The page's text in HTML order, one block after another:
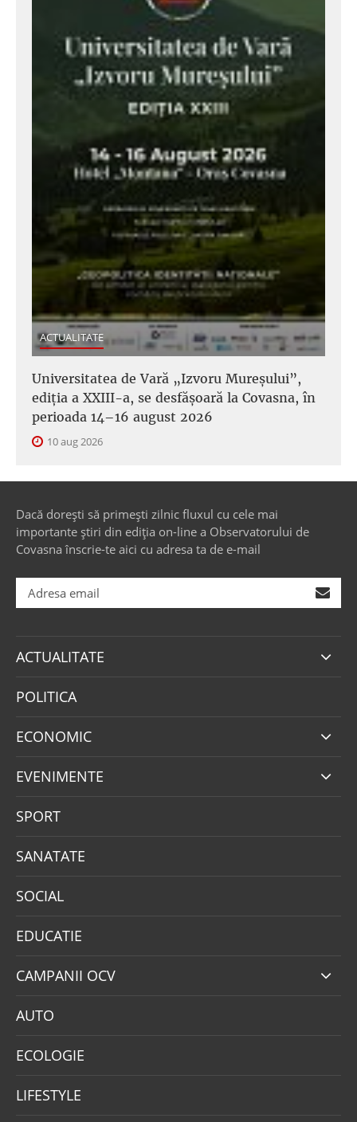
ACTUALITATE
Universitatea de Vară „Izvoru Mureșului”,
ediția a XXIII-a, se desfășoară la Covasna, în
perioada 14–16 august 2026
10 aug 2026
Dacă dorești să primești zilnic fluxul cu cele mai
importante știri din ediția on-line a Observatorului de
Covasna înscrie-te aici cu adresa ta de e-mail
ACTUALITATE
POLITICA
ECONOMIC
EVENIMENTE
SPORT
SANATATE
SOCIAL
EDUCATIE
CAMPANII OCV
AUTO
ECOLOGIE
LIFESTYLE